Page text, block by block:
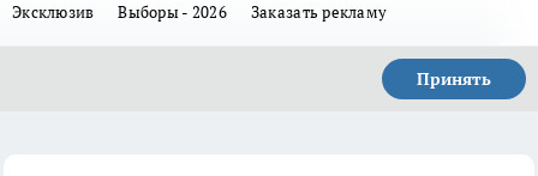
Эксклюзив Выборы - 2026 Заказать рекламу
Принять